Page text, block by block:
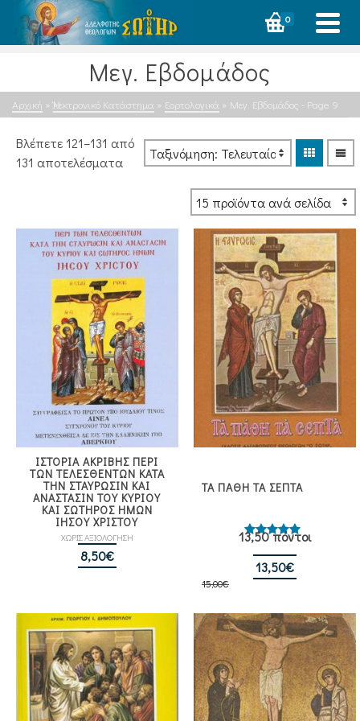
0
Μεγ. Εβδομάδος
Αρχική » Ἠλεκτρονικό Κατάστημα » Εορτολογικά » Μεγ. Εβδομάδος - Page 9
Βλέπετε 121–131 από
131 αποτελέσματαSorted
ΙΣΤΟΡΙΑ ΑΚΡΙΒΗΣ ΠΕΡΙ
ΤΩΝ ΤΕΛΕΣΘΕΝΤΩΝ ΚΑΤΑ
ΤΗΝ ΣΤΑΥΡΩΣΙΝ ΚΑΙ
ΑΝΑΣΤΑΣΙΝ ΤΟΥ ΚΥΡΙΟΥ
ΚΑΙ ΣΩΤΗΡΟΣ ΗΜΩΝ
ΙΗΣΟΥ ΧΡΙΣΤΟΥ
ΧΩΡΙΣ ΑΞΙΟΛΟΓΗΣΗ
8,50€
ΤΑ ΠΑΘΗ ΤΑ ΣΕΠΤΑ
Βαθμολογήθηκε
με5.00
από 5
13,50 πόντοι
15,00€
Original
15,00€.
13,50€
είναι:
13,50€.